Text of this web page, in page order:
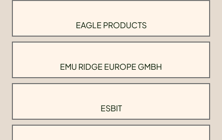
EAGLE PRODUCTS
EMU RIDGE EUROPE GMBH
ESBIT